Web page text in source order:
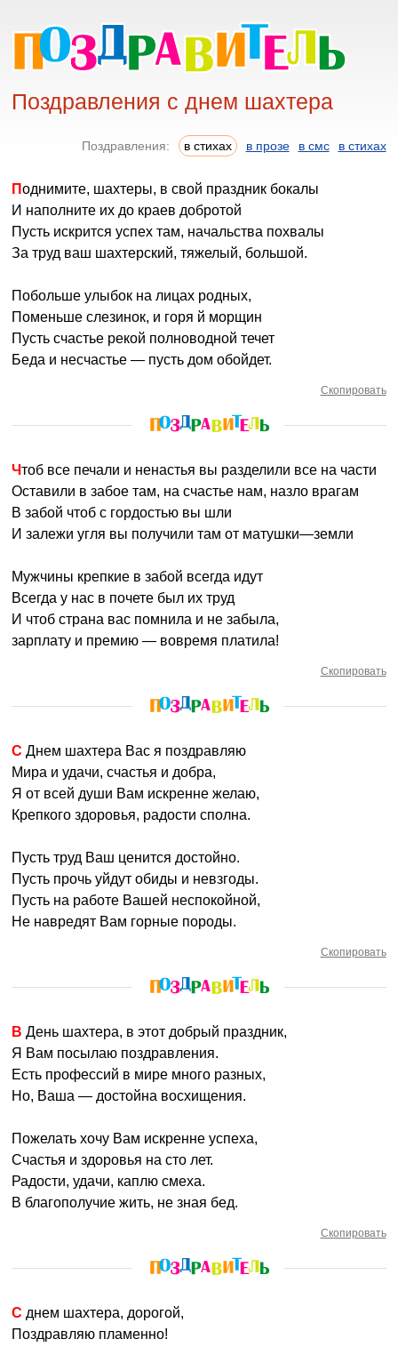
Поздравления с днем шахтера
Поздравления: в стихах в прозе в смс в стихах
Поднимите, шахтеры, в свой праздник бокалы
И наполните их до краев добротой
Пусть искрится успех там, начальства похвалы
За труд ваш шахтерский, тяжелый, большой.
Побольше улыбок на лицах родных,
Поменьше слезинок, и горя й морщин
Пусть счастье рекой полноводной течет
Беда и несчастье — пусть дом обойдет.
Скопировать
Чтоб все печали и ненастья вы разделили все на части
Оставили в забое там, на счастье нам, назло врагам
В забой чтоб с гордостью вы шли
И залежи угля вы получили там от матушки—земли
Мужчины крепкие в забой всегда идут
Всегда у нас в почете был их труд
И чтоб страна вас помнила и не забыла,
зарплату и премию — вовремя платила!
Скопировать
С Днем шахтера Вас я поздравляю
Мира и удачи, счастья и добра,
Я от всей души Вам искренне желаю,
Крепкого здоровья, радости сполна.
Пусть труд Ваш ценится достойно.
Пусть прочь уйдут обиды и невзгоды.
Пусть на работе Вашей неспокойной,
Не навредят Вам горные породы.
Скопировать
В День шахтера, в этот добрый праздник,
Я Вам посылаю поздравления.
Есть профессий в мире много разных,
Но, Ваша — достойна восхищения.
Пожелать хочу Вам искренне успеха,
Счастья и здоровья на сто лет.
Радости, удачи, каплю смеха.
В благополучие жить, не зная бед.
Скопировать
С днем шахтера, дорогой,
Поздравляю пламенно!